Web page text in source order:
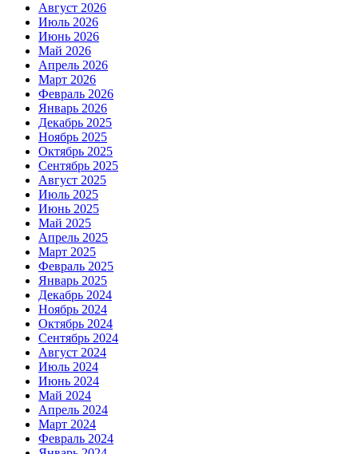
Август 2026
Июль 2026
Июнь 2026
Май 2026
Апрель 2026
Март 2026
Февраль 2026
Январь 2026
Декабрь 2025
Ноябрь 2025
Октябрь 2025
Сентябрь 2025
Август 2025
Июль 2025
Июнь 2025
Май 2025
Апрель 2025
Март 2025
Февраль 2025
Январь 2025
Декабрь 2024
Ноябрь 2024
Октябрь 2024
Сентябрь 2024
Август 2024
Июль 2024
Июнь 2024
Май 2024
Апрель 2024
Март 2024
Февраль 2024